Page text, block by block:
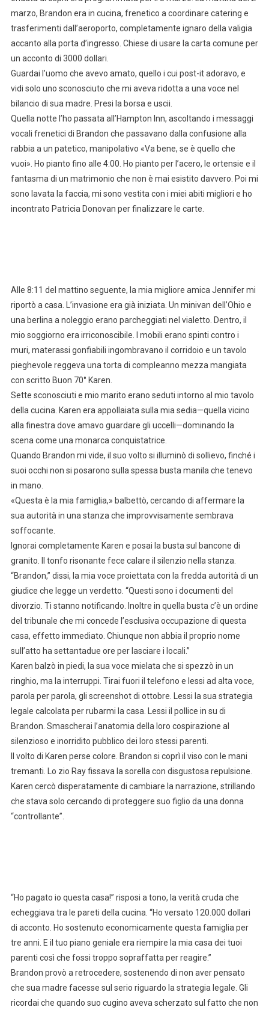
marzo, Brandon era in cucina, frenetico a coordinare catering e
trasferimenti dall’aeroporto, completamente ignaro della valigia
accanto alla porta d’ingresso. Chiese di usare la carta comune per
un acconto di 3000 dollari.
Guardai l’uomo che avevo amato, quello i cui post-it adoravo, e
vidi solo uno sconosciuto che mi aveva ridotta a una voce nel
bilancio di sua madre. Presi la borsa e uscii.
Quella notte l’ho passata all’Hampton Inn, ascoltando i messaggi
vocali frenetici di Brandon che passavano dalla confusione alla
rabbia a un patetico, manipolativo «Va bene, se è quello che
vuoi». Ho pianto fino alle 4:00. Ho pianto per l’acero, le ortensie e il
fantasma di un matrimonio che non è mai esistito davvero. Poi mi
sono lavata la faccia, mi sono vestita con i miei abiti migliori e ho
incontrato Patricia Donovan per finalizzare le carte.
Alle 8:11 del mattino seguente, la mia migliore amica Jennifer mi
riportò a casa. L’invasione era già iniziata. Un minivan dell’Ohio e
una berlina a noleggio erano parcheggiati nel vialetto. Dentro, il
mio soggiorno era irriconoscibile. I mobili erano spinti contro i
muri, materassi gonfiabili ingombravano il corridoio e un tavolo
pieghevole reggeva una torta di compleanno mezza mangiata
con scritto Buon 70° Karen.
Sette sconosciuti e mio marito erano seduti intorno al mio tavolo
della cucina. Karen era appollaiata sulla mia sedia—quella vicino
alla finestra dove amavo guardare gli uccelli—dominando la
scena come una monarca conquistatrice.
Quando Brandon mi vide, il suo volto si illuminò di sollievo, finché i
suoi occhi non si posarono sulla spessa busta manila che tenevo
in mano.
«Questa è la mia famiglia,» balbettò, cercando di affermare la
sua autorità in una stanza che improvvisamente sembrava
soffocante.
Ignorai completamente Karen e posai la busta sul bancone di
granito. Il tonfo risonante fece calare il silenzio nella stanza.
“Brandon,” dissi, la mia voce proiettata con la fredda autorità di un
giudice che legge un verdetto. “Questi sono i documenti del
divorzio. Ti stanno notificando. Inoltre in quella busta c’è un ordine
del tribunale che mi concede l’esclusiva occupazione di questa
casa, effetto immediato. Chiunque non abbia il proprio nome
sull’atto ha settantadue ore per lasciare i locali.”
Karen balzò in piedi, la sua voce mielata che si spezzò in un
ringhio, ma la interruppi. Tirai fuori il telefono e lessi ad alta voce,
parola per parola, gli screenshot di ottobre. Lessi la sua strategia
legale calcolata per rubarmi la casa. Lessi il pollice in su di
Brandon. Smascherai l’anatomia della loro cospirazione al
silenzioso e inorridito pubblico dei loro stessi parenti.
Il volto di Karen perse colore. Brandon si coprì il viso con le mani
tremanti. Lo zio Ray fissava la sorella con disgustosa repulsione.
Karen cercò disperatamente di cambiare la narrazione, strillando
che stava solo cercando di proteggere suo figlio da una donna
“controllante”.
“Ho pagato io questa casa!” risposi a tono, la verità cruda che
echeggiava tra le pareti della cucina. “Ho versato 120.000 dollari
di acconto. Ho sostenuto economicamente questa famiglia per
tre anni. E il tuo piano geniale era riempire la mia casa dei tuoi
parenti così che fossi troppo sopraffatta per reagire.”
Brandon provò a retrocedere, sostenendo di non aver pensato
che sua madre facesse sul serio riguardo la strategia legale. Gli
ricordai che quando suo cugino aveva scherzato sul fatto che non